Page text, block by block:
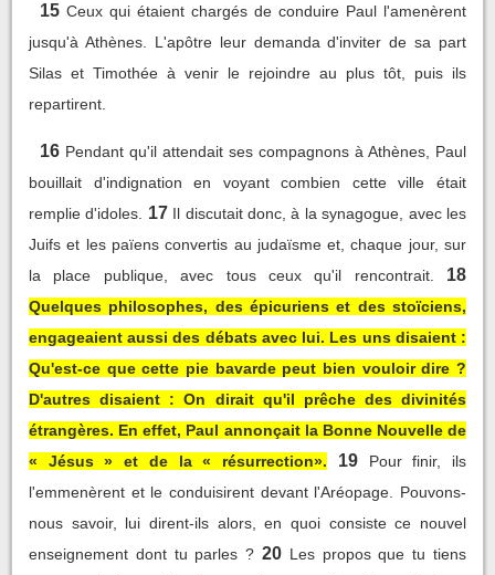
15 Ceux qui étaient chargés de conduire Paul l'amenèrent
jusqu'à Athènes. L'apôtre leur demanda d'inviter de sa part
Silas et Timothée à venir le rejoindre au plus tôt, puis ils
repartirent.
16 Pendant qu'il attendait ses compagnons à Athènes, Paul
bouillait d'indignation en voyant combien cette ville était
remplie d'idoles.
17 Il discutait donc, à la synagogue, avec les
Juifs et les païens convertis au judaïsme et, chaque jour, sur
la place publique, avec tous ceux qu'il rencontrait.
18
Quelques philosophes, des épicuriens et des stoïciens,
engageaient aussi des débats avec lui. Les uns disaient :
Qu'est-ce que cette pie bavarde peut bien vouloir dire ?
D'autres disaient : On dirait qu'il prêche des divinités
étrangères. En effet, Paul annonçait la Bonne Nouvelle de
« Jésus » et de la « résurrection».
19
Pour finir, ils
l'emmenèrent et le conduisirent devant l'Aréopage. Pouvons-
nous savoir, lui dirent-ils alors, en quoi consiste ce nouvel
enseignement dont tu parles ? 20 Les propos que tu tiens